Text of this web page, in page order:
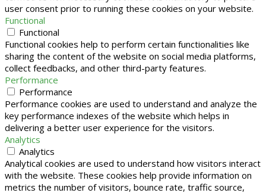
user consent prior to running these cookies on your website.
Functional
Functional
Functional cookies help to perform certain functionalities like
sharing the content of the website on social media platforms,
collect feedbacks, and other third-party features.
Performance
Performance
Performance cookies are used to understand and analyze the
key performance indexes of the website which helps in
delivering a better user experience for the visitors.
Analytics
Analytics
Analytical cookies are used to understand how visitors interact
with the website. These cookies help provide information on
metrics the number of visitors, bounce rate, traffic source,